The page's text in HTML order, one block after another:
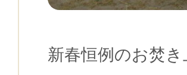
新春恒例のお焚